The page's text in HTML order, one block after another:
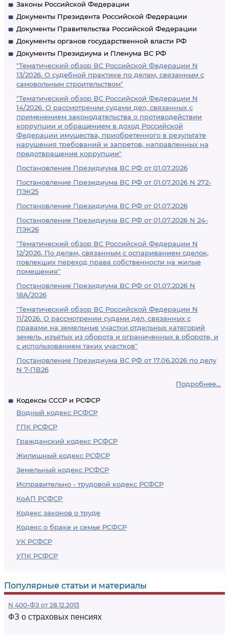
Законы Российской Федерации
Документы Президента Российской Федерации
Документы Правительства Российской Федерации
Документы органов государственной власти РФ
Документы Президиума и Пленума ВС РФ
"Тематический обзор ВС Российской Федерации N
13/2026. О судебной практике по делам, связанным с
самовольным строительством"
"Тематический обзор ВС Российской Федерации N
14/2026. О рассмотрении судами дел, связанных с
применением законодательства о противодействии
коррупции и обращением в доход Российской
Федерации имущества, приобретенного в результате
нарушения требований и запретов, направленных на
предотвращение коррупции"
Постановление Президиума ВС РФ от 01.07.2026
Постановление Президиума ВС РФ от 01.07.2026 N 272-
ПЭК25
Постановление Президиума ВС РФ от 01.07.2026
Постановление Президиума ВС РФ от 01.07.2026 N 24-
ПЭК26
"Тематический обзор ВС Российской Федерации N
12/2026. По делам, связанным с оспариванием сделок,
повлекших переход права собственности на жилые
помещения"
Постановление Президиума ВС РФ от 01.07.2026 N
18А/2026
"Тематический обзор ВС Российской Федерации N
11/2026. О рассмотрении судами дел, связанных с
правами на земельные участки отдельных категорий
земель, изъятых из оборота и ограниченных в обороте, и
с использованием таких участков"
Постановление Президиума ВС РФ от 17.06.2026 по делу
N 7-ПВ26
Подробнее...
Кодексы СССР и РСФСР
Водный кодекс РСФСР
ГПК РСФСР
Гражданский кодекс РСФСР
Жилищный кодекс РСФСР
Земельный кодекс РСФСР
Исправительно - трудовой кодекс РСФСР
КоАП РСФСР
Кодекс законов о труде
Кодекс о браке и семье РСФСР
УК РСФСР
УПК РСФСР
Популярные статьи и материалы
N 400-ФЗ от 28.12.2013
ФЗ о страховых пенсиях